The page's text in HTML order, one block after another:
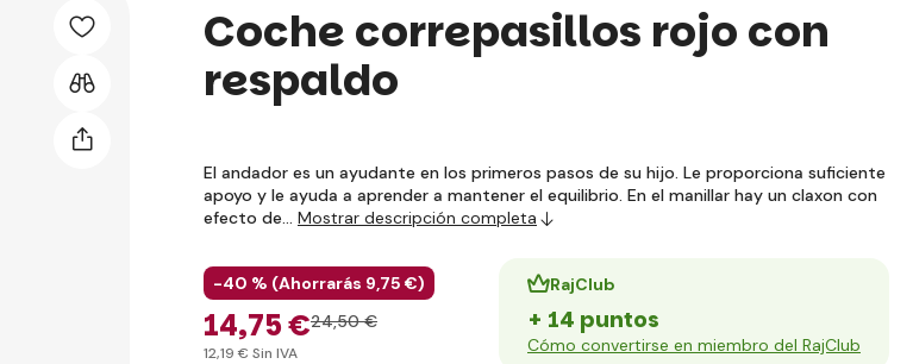
Coche correpasillos rojo con
respaldo
El andador es un ayudante en los primeros pasos de su hijo. Le proporciona suficiente
apoyo y le ayuda a aprender a mantener el equilibrio. En el manillar hay un claxon con
efecto de… Mostrar descripción completa
-40 % (Ahorrarás 9,75 €)
14,75 €24,50 €
12,19 € Sin IVA
RajClub
+ 14 puntos
Cómo convertirse en miembro del RajClub